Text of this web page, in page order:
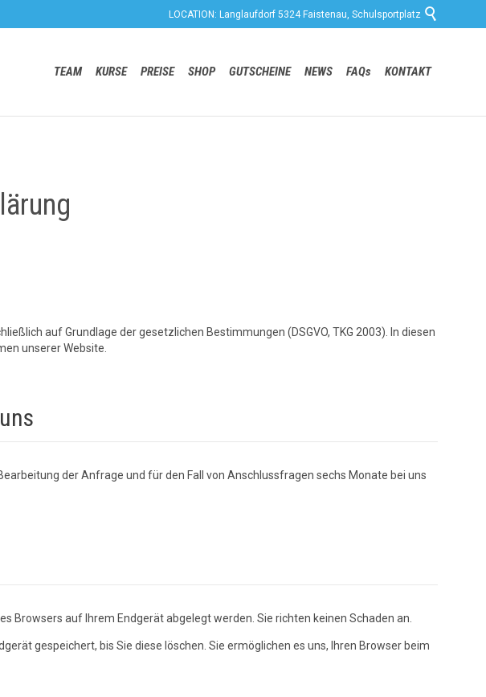
LOCATION: Langlaufdorf 5324 Faistenau, Schulsportplatz 
TEAM KURSE PREISE SHOP GUTSCHEINE NEWS FAQs KONTAKT
auf Grundlage der gesetzlichen Bestimmungen (DSGVO, TKG 2003). In diesen
unserer Website.
der Anfrage und für den Fall von Anschlussfragen sechs Monate bei uns
Browsers auf Ihrem Endgerät abgelegt werden. Sie richten keinen Schaden an.
gespeichert, bis Sie diese löschen. Sie ermöglichen es uns, Ihren Browser beim